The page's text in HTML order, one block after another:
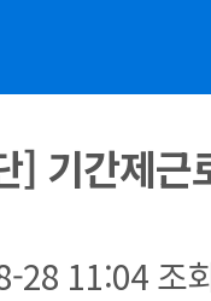
] 기간제
28 11:04 조